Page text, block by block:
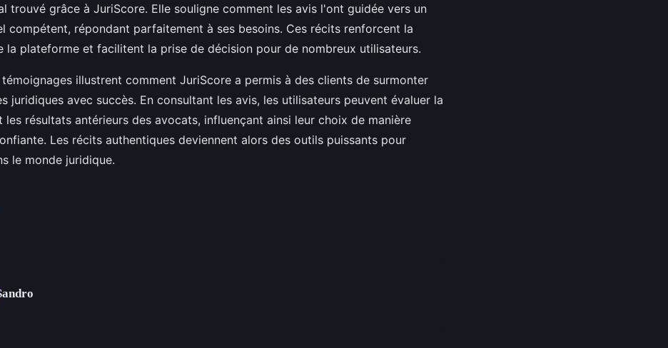
trouvé grâce à JuriScore. Elle souligne comment les avis l'ont guidée vers un
compétent, répondant parfaitement à ses besoins. Ces récits renforcent la
la plateforme et facilitent la prise de décision pour de nombreux utilisateurs.
témoignages illustrent comment JuriScore a permis à des clients de surmonter
juridiques avec succès. En consultant les avis, les utilisateurs peuvent évaluer la
les résultats antérieurs des avocats, influençant ainsi leur choix de manière
Les récits authentiques deviennent alors des outils puissants pour
le monde juridique.